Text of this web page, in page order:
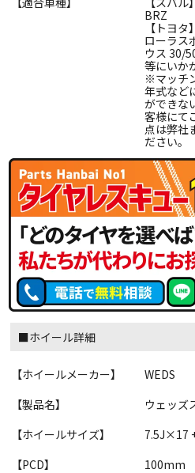
BRZ
【トヨ
ローラス
ウス 30/
等にいか
※マッチ
年式など
ができな
客様にて
点は弊社
ださい。
■ホイール詳細
【ホイールメーカー】
WEDS
【製品名】
ウェッズ
【ホイールサイズ】
7.5J×17
【PCD】
100mm